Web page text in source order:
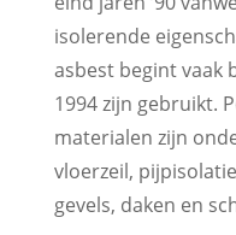
isolerende
asbest begint vaak
1994 zijn gebruikt.
materialen zijn
vloerzeil,
gevels, daken en